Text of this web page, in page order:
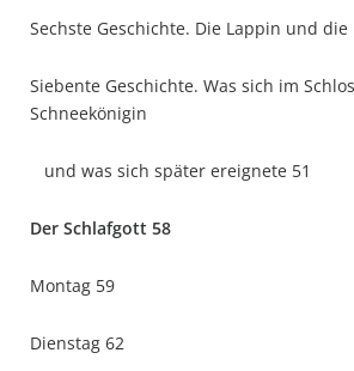
Sechste Geschichte. Die Lappin und die
Siebente Geschichte. Was sich im
Schneekönigin
und was sich später ereignete 51
Der Schlafgott 58
Montag 59
Dienstag 62